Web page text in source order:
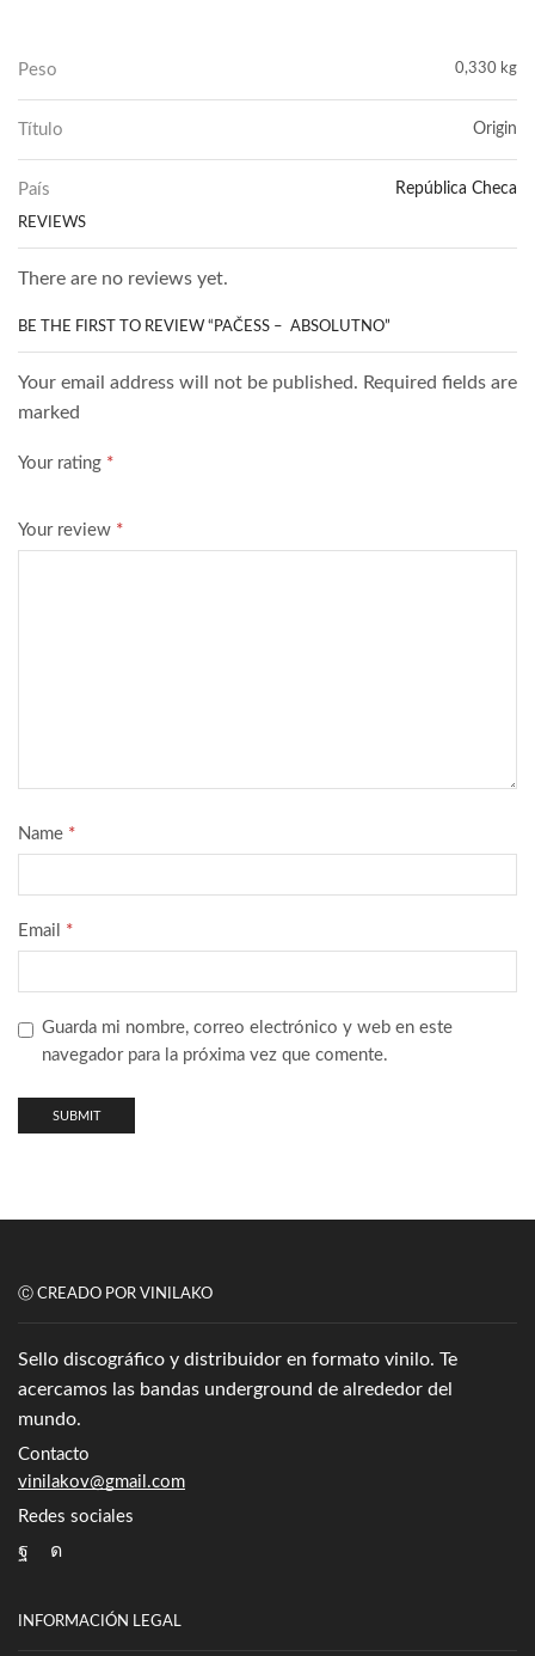
Peso 0,330 kg
Título Origin
País República Checa
REVIEWS
There are no reviews yet.
BE THE FIRST TO REVIEW “PAČESS – ABSOLUTNO”
Your email address will not be published. Required fields are
marked
Your rating *
Your review *
Name *
Email *
Guarda mi nombre, correo electrónico y web en este
navegador para la próxima vez que comente.
Ⓒ CREADO POR VINILAKO
Sello discográfico y distribuidor en formato vinilo. Te
acercamos las bandas underground de alrededor del
mundo.
Contacto
vinilakov@gmail.com
Redes sociales
Facebook
Instagram
INFORMACIÓN LEGAL